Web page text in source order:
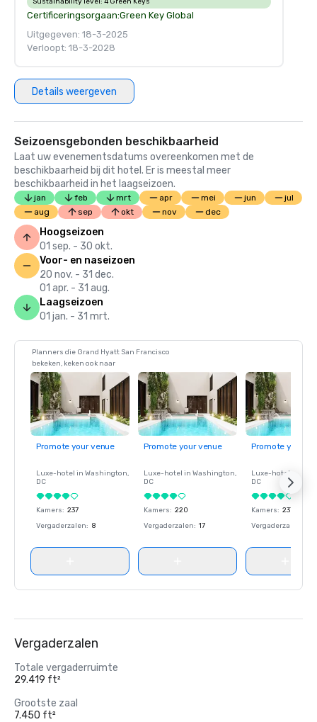
Certificeringsorgaan:Green Key Global
Uitgegeven: 18-3-2025
Verloopt: 18-3-2028
Details weergeven
Seizoensgebonden beschikbaarheid
Laat uw evenementsdatums overeenkomen met de
beschikbaarheid bij dit hotel. Er is meestal meer
beschikbaarheid in het laagseizoen.
jan feb mrt apr mei jun
jul
aug
sep okt nov dec
Hoogseizoen
01 sep. - 30 okt.
Voor- en naseizoen
20 nov. - 31 dec.
01 apr. - 31 aug.
Laagseizoen
01 jan. - 31 mrt.
Planners die Grand Hyatt San Francisco
bekeken, keken ook naar
Promote your venue
Luxe-hotel in Washington,
DC
Kamers: 237
Vergaderzalen: 8
Promote your venue
Luxe-hotel in Washington,
DC
Kamers: 220
Vergaderzalen: 17
Promote your
Luxe-hotel in
DC
Kamers: 237
Vergaderzalen
Vergaderzalen
Totale vergaderruimte
29.419 ft²
Grootste zaal
7.450 ft²